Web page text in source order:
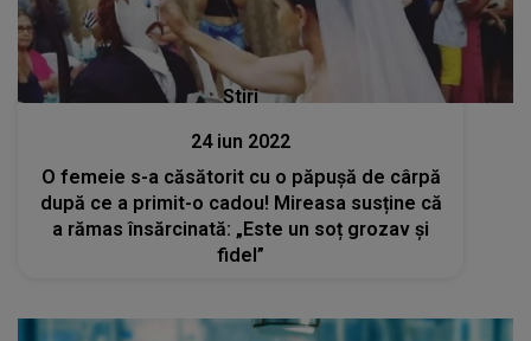
Stiri
24 iun 2022
O femeie s-a căsătorit cu o păpușă de cârpă
după ce a primit-o cadou! Mireasa susține că
a rămas însărcinată: „Este un soț grozav și
fidel”